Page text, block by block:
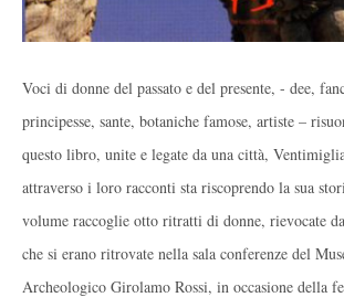
Voci di donne del passato e del presente, - dee,
principesse, sante, botaniche famose, artiste –
questo libro, unite e legate da una città,
attraverso i loro racconti sta riscoprendo la sua
volume raccoglie otto ritratti di donne, rievocate
che si erano ritrovate nella sala conferenze del
Archeologico Girolamo Rossi, in occasione della